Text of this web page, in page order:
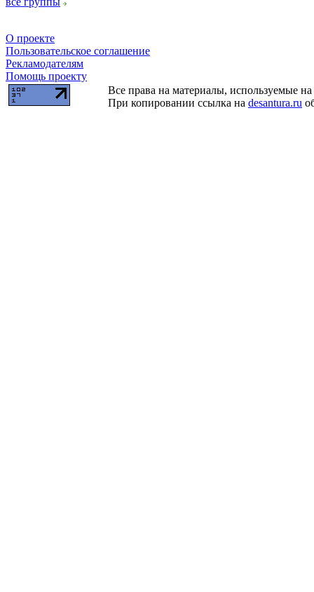
О проекте
Пользовательское соглашение
Рекламодателям
Помощь проекту
Все права на материалы, используемые
При копировании ссылка на desantura.ru